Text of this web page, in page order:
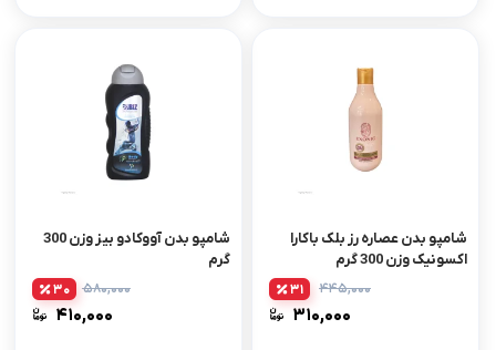
شامپو بدن عصاره رز بلک باکارا
اکسونیک وزن 300 گرم
۴۴۵,۰۰۰
۳۱۰,۰۰۰
31
شامپو بدن آووکادو بیز وزن 300
گرم
۵۸۰,۰۰۰
۴۱۰,۰۰۰
30